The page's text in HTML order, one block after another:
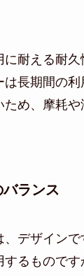
耐える耐久
長期間の
ため、摩耗
ランス
デザイン
するもので